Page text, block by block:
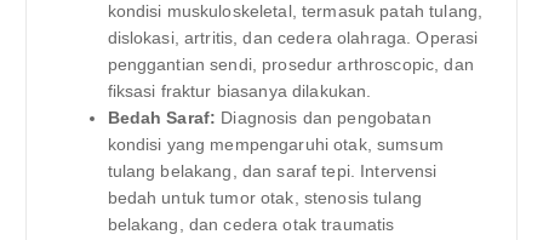
kondisi muskuloskeletal, termasuk patah tulang,
dislokasi, artritis, dan cedera olahraga. Operasi
penggantian sendi, prosedur arthroscopic, dan
fiksasi fraktur biasanya dilakukan.
Bedah Saraf: Diagnosis dan pengobatan
kondisi yang mempengaruhi otak, sumsum
tulang belakang, dan saraf tepi. Intervensi
bedah untuk tumor otak, stenosis tulang
belakang, dan cedera otak traumatis